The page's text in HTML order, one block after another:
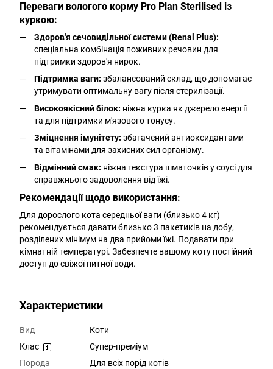
Переваги вологого корму Pro Plan Sterilised із
куркою:
Здоров'я сечовидільної системи (Renal Plus):
спеціальна комбінація поживних речовин для
підтримки здоров'я нирок.
Підтримка ваги: збалансований склад, що допомагає
утримувати оптимальну вагу після стерилізації.
Високоякісний білок: ніжна курка як джерело енергії
та для підтримки м'язового тонусу.
Зміцнення імунітету: збагачений антиоксидантами
та вітамінами для захисних сил організму.
Відмінний смак: ніжна текстура шматочків у соусі для
справжнього задоволення від їжі.
Рекомендації щодо використання:
Для дорослого кота середньої ваги (близько 4 кг)
рекомендується давати близько 3 пакетиків на добу,
розділених мінімум на два прийоми їжі. Подавати при
кімнатній температурі. Забезпечте вашому коту постійний
доступ до свіжої питної води.
Характеристики
Вид
Коти
Клас
Супер-преміум
Порода
Для всіх порід котів